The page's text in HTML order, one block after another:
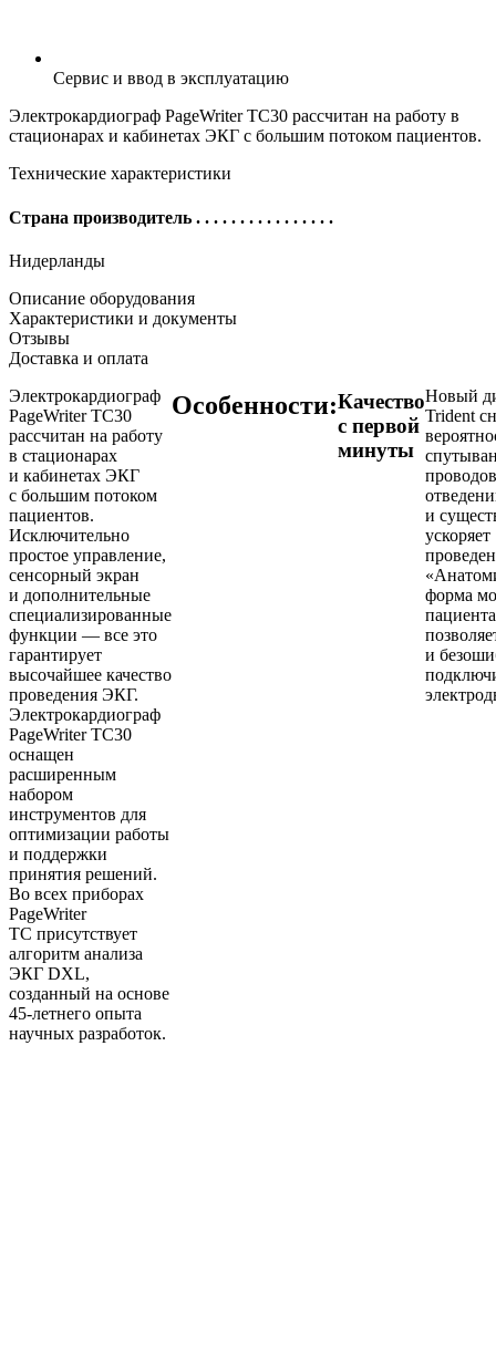
Сервис и ввод в эксплуатацию
Электрокардиограф PageWriter TC30 рассчитан на работу в
стационарах и кабинетах ЭКГ с большим потоком пациентов.
Технические характеристики
Страна производитель . . . . . . . . . . . . . . . .
Нидерланды
Описание оборудования
Характеристики и документы
Отзывы
Доставка и оплата
Электрокардиограф
PageWriter TC30
рассчитан на работу
в стационарах
и кабинетах ЭКГ
с большим потоком
пациентов.
Исключительно
простое управление,
сенсорный экран
и дополнительные
специализированные
функции — все это
гарантирует
высочайшее качество
проведения ЭКГ.
Электрокардиограф
PageWriter TC30
оснащен
расширенным
набором
инструментов для
оптимизации работы
и поддержки
принятия решений.
Во всех приборах
PageWriter
TC присутствует
алгоритм анализа
ЭКГ DXL,
созданный на основе
45-летнего опыта
научных разработок.
Особенности:Качество
с первой
минуты
Новый
Trident
проводов
и
ускоряет
форма
пациента
и